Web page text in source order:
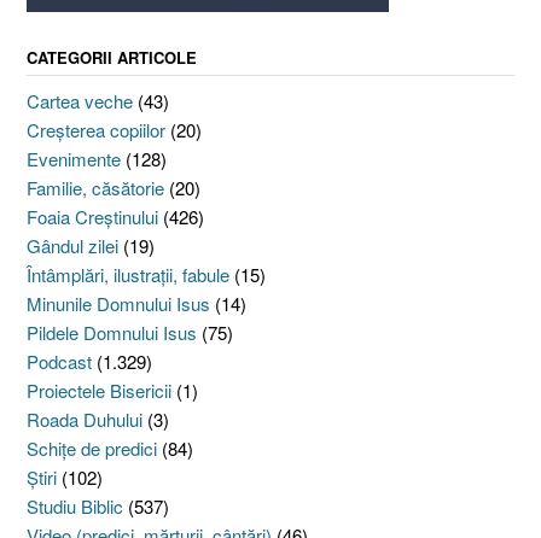
CATEGORII ARTICOLE
Cartea veche (43)
Creşterea copiilor (20)
Evenimente (128)
Familie, căsătorie (20)
Foaia Creştinului (426)
Gândul zilei (19)
Întâmplări, ilustraţii, fabule (15)
Minunile Domnului Isus (14)
Pildele Domnului Isus (75)
Podcast (1.329)
Proiectele Bisericii (1)
Roada Duhului (3)
Schiţe de predici (84)
Ştiri (102)
Studiu Biblic (537)